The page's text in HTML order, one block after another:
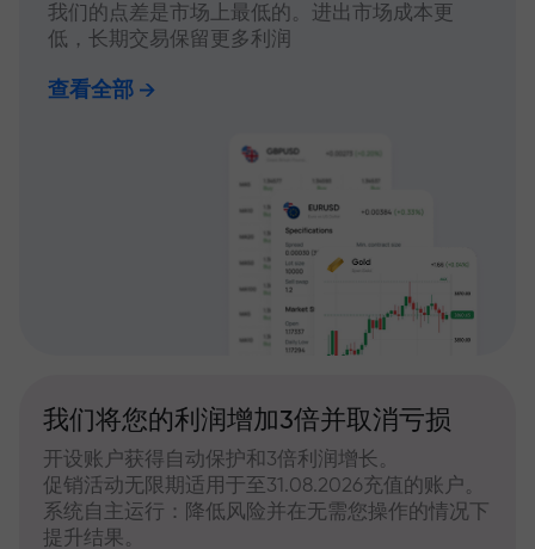
我们的点差是市场上最低的。进出市场成本更
低，长期交易保留更多利润
查看全部
我们将您的利润增加3倍并取消亏损
开设账户获得自动保护和3倍利润增长。
促销活动无限期适用于至31.08.2026充值的账户。
系统自主运行：降低风险并在无需您操作的情况下
提升结果。